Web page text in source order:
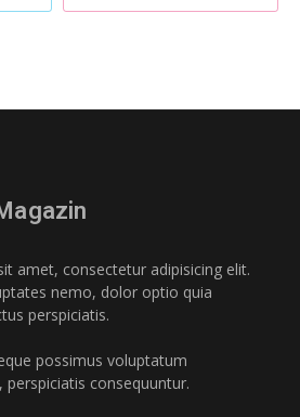
amet, consectetur adipisicing elit.
nemo, dolor optio quia
perspiciatis.
possimus voluptatum
consequuntur.